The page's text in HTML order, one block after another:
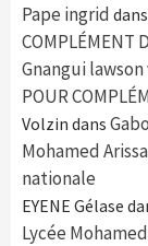
Pape ingrid dans
COMPLÉMENT
Gnangui
POUR
Volzin dans
Mohamed
nationale
EYENE Gélase
Lycée